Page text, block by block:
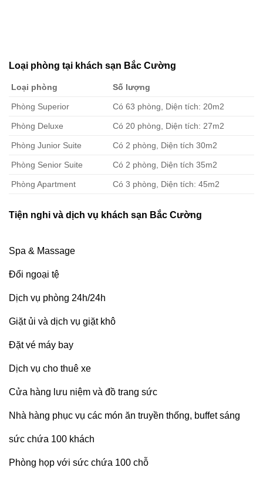
Loại phòng tại khách sạn Bắc Cường
Loại phòng Số lượng
Phòng Superior Có 63 phòng, Diện tích: 20m2
Phòng Deluxe Có 20 phòng, Diện tích: 27m2
Phòng Junior Suite Có 2 phòng, Diện tích 30m2
Phòng Senior Suite Có 2 phòng, Diện tích 35m2
Phòng Apartment Có 3 phòng, Diện tích: 45m2
Tiện nghi và dịch vụ khách sạn Bắc Cường
Spa & Massage
Đổi ngoại tệ
Dịch vụ phòng 24h/24h
Giặt ủi và dịch vụ giặt khô
Đặt vé máy bay
Dịch vụ cho thuê xe
Cửa hàng lưu niệm và đồ trang sức
Nhà hàng phục vụ các món ăn truyền thống, buffet sáng
sức chứa 100 khách
Phòng họp với sức chứa 100 chỗ